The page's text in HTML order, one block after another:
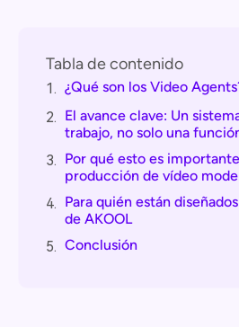
Tabla de contenido
1. ¿Qué son los Video
2. El avance clave: Un
trabajo, no solo una
3. Por qué esto es
producción de vídeo
4. Para quién están
de AKOOL
5. Conclusión